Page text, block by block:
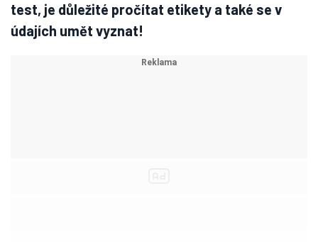
test, je důležité pročítat etikety a také se v
údajích umět vyznat!